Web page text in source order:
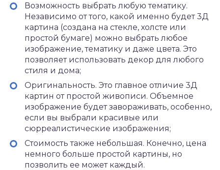
Возможность выбрать любую тематику.
Независимо от того, какой именно будет 3Д
картина (создана на стекле, холсте или
простой бумаге) можно выбрать любое
изображение, тематику и даже цвета. Это
позволяет использовать декор для любого
стиля и дома;
Оригинальность. Это главное отличие 3Д
картин от простой живописи. Объемное
изображение будет завораживать, особенно,
если вы выбрали красивые или
сюрреалистические изображения;
Стоимость также небольшая. Конечно, цена
немного больше простой картины, но
позволить ее может каждый.